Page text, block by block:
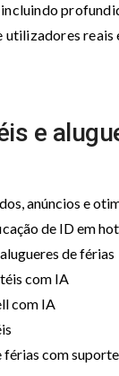
reais
e
anúncios e
de ID em
de férias
com IA
com IA
férias com